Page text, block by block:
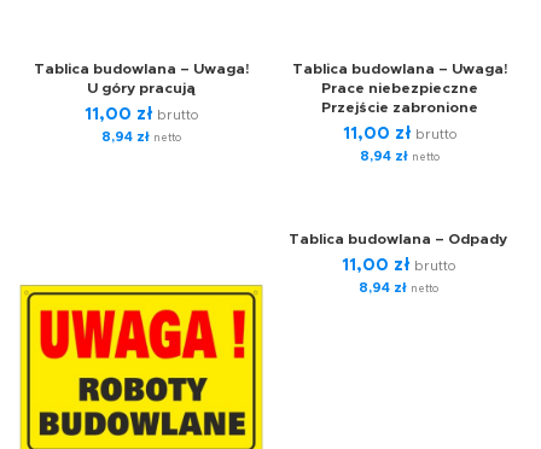
Tablica budowlana – Uwaga!
U góry pracują
11,00 zł brutto
8,94 zł netto
Tablica budowlana – Uwaga!
Prace niebezpieczne
Przejście zabronione
11,00 zł brutto
8,94 zł netto
Tablica budowlana – Odpady
11,00 zł brutto
8,94 złnetto